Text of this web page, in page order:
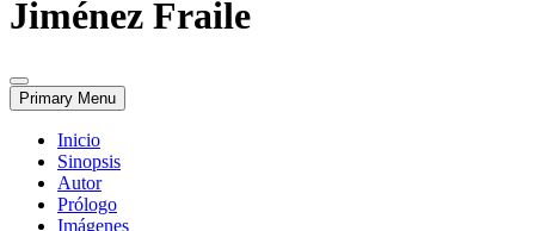
Jiménez Fraile
Primary Menu
Inicio
Sinopsis
Autor
Prólogo
Imágenes